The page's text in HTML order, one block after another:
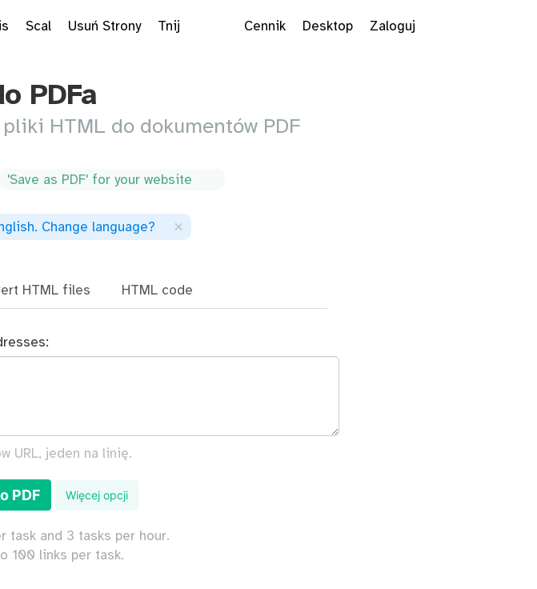
Scal Usuń Strony Tnij Cennik Desktop Zaloguj
PDFa
HTML do dokumentów PDF
'Save as PDF' for your website
. Change language? ×
HTML files HTML code
URL, jeden na linię.
PDF Więcej opcji
task and 3 tasks per hour.
100 links per task.